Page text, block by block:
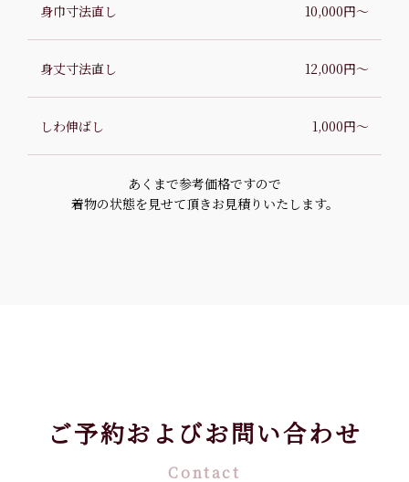
身巾寸法直し 10,000円〜
身丈寸法直し 12,000円〜
しわ伸ばし 1,000円〜
あくまで参考価格ですので
着物の状態を見せて頂きお見積りいたします。
ご予約およびお問い合わせ
Contact